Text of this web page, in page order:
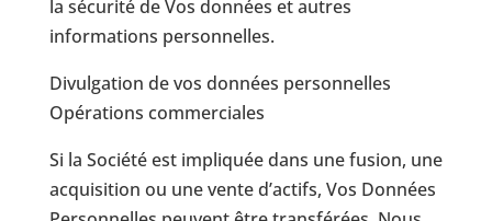
la sécurité de Vos données et autres
informations personnelles.
Divulgation de vos données personnelles
Opérations commerciales
Si la Société est impliquée dans une fusion, une
acquisition ou une vente d’actifs, Vos Données